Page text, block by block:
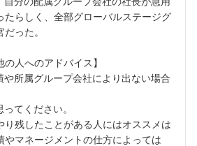
たらしく、全部グローバルステージグ
った。
の人へのアドバイス】
所属グループ会社により出ない場合
てください。
り残したことがある人にはオススメは
やマネージメントの仕方によっては